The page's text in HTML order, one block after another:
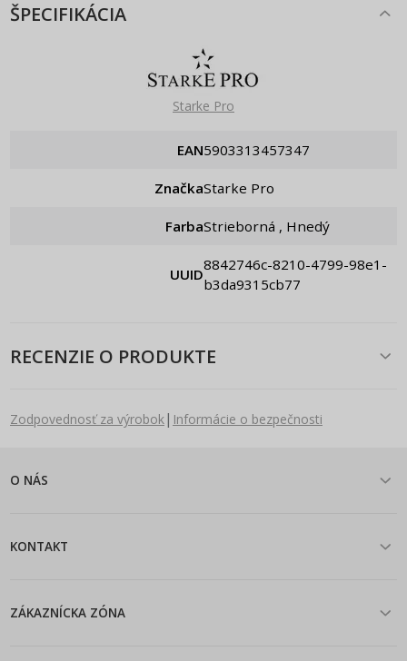
ŠPECIFIKÁCIA
Starke Pro
EAN 5903313457347
Značka Starke Pro
Farba Strieborná , Hnedý
UUID
8842746c-8210-4799-98e1-
b3da9315cb77
RECENZIE O PRODUKTE
Zodpovednosť za výrobok| Informácie o bezpečnosti
O NÁS
KONTAKT
ZÁKAZNÍCKA ZÓNA